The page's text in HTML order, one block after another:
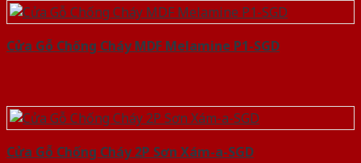
Cửa Gỗ Chống Cháy MDF Melamine P1-SGD
Cửa Gỗ Chống Cháy 2P Sơn Xám-a-SGD